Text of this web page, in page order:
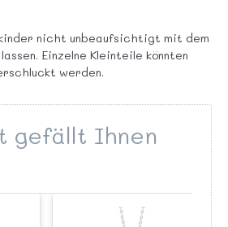
nicht unbeaufsichtigt mit dem
Einzelne Kleinteile könnten
werden.
gefällt Ihnen